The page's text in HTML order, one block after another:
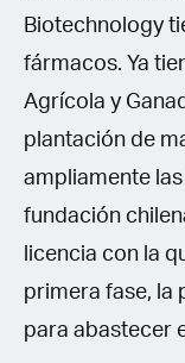
Biotechnology
fármacos. Ya
Agrícola y
plantación de
ampliamente
fundación
licencia con la
primera fase, la
para abastecer